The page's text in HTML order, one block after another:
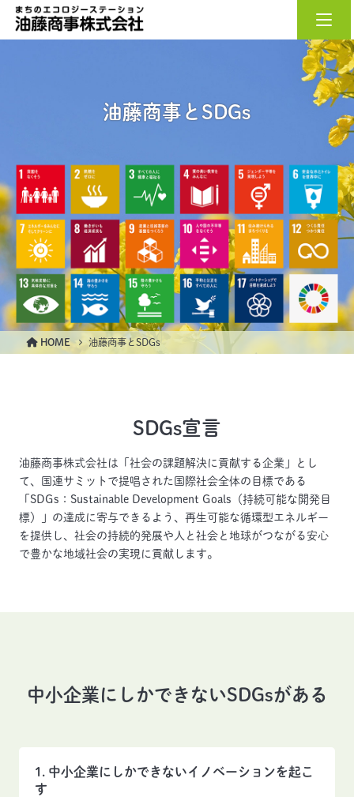
油藤商事とSDGs
HOME 油藤商事とSDGs
SDGs宣言
油藤商事株式会社は「社会の課題解決に貢献する企業」とし
て、国連サミットで提唱された国際社会全体の目標である
「SDGs：Sustainable Development Goals（持続可能な開発目
標）」の達成に寄与できるよう、再生可能な循環型エネルギー
を提供し、社会の持続的発展や人と社会と地球がつながる安心
で豊かな地域社会の実現に貢献します。
中小企業にしかできないSDGsがある
1. 中小企業にしかできないイノベーションを起こ
す